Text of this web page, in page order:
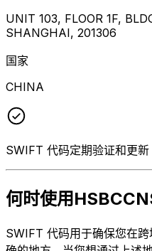
UNIT 103, FLOOR 1F,
SHANGHAI, 201306
国家
CHINA
SWIFT 代码定期验证和更新
何时使用
SWIFT 代码用于确保您在